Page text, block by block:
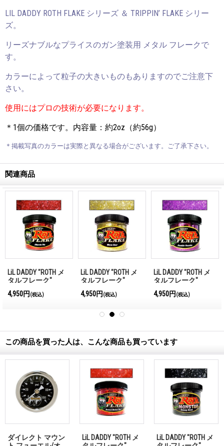
LIL DADDY ROTH FLAKE シリーズ ＆ TRIPPIN’ FLAKE シリー
ズ。
リーズナブルなプライスのガン塗装用 メタル フレークで
す。
カラーによって粒子の大きいものもありますのでご注意下
さい。
使用にはプロの技術が必要になります。
＊1個の価格です。内容量：約2oz（約56g）
＊掲載写真のカラーは実際と異なる場合がございます。ご了承下さい。
関連商品
LiL DADDY "ROTH メ
タルフレーク"
ー パイ)
4,950円 (税込)
LiL DADDY "ROTH メ
タルフレーク"
ム ビア)
4,950円 (税込)
LiL DADDY "ROTH メ
タルフレーク"
リーキン ファシア)
4,950円 (税込)
この商品を買った人は、こんな商品も買っています
ダイレクト マウン
LiL DADDY "ROTH メ
LiL DADDY "ROTH メ